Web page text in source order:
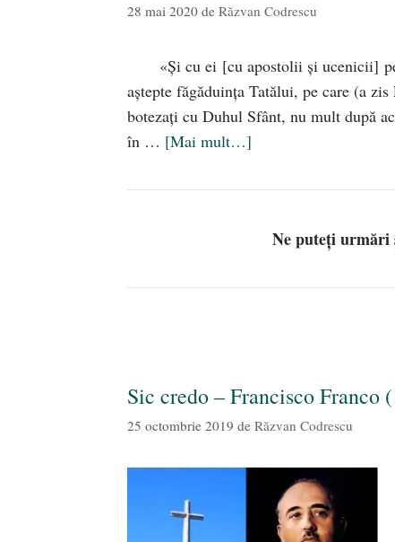
28 mai 2020 de Răzvan Codrescu
«Şi cu ei [cu apostolii şi ucenicii]
aştepte făgăduinţa Tatălui, pe care (a
botezaţi cu Duhul Sfânt, nu mult după
în … [Mai mult…]
Ne puteți urmări
Sic credo – Francisco Franco
25 octombrie 2019 de Răzvan Codrescu